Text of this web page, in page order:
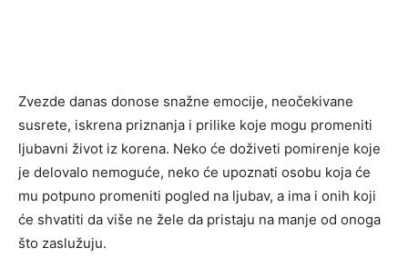
Zvezde danas donose snažne emocije, neočekivane
susrete, iskrena priznanja i prilike koje mogu promeniti
ljubavni život iz korena. Neko će doživeti pomirenje koje
je delovalo nemoguće, neko će upoznati osobu koja će
mu potpuno promeniti pogled na ljubav, a ima i onih koji
će shvatiti da više ne žele da pristaju na manje od onoga
što zaslužuju.